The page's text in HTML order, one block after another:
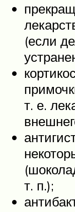
(если
т. е.
т. п.);